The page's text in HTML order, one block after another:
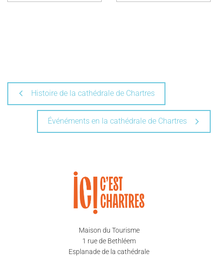
Histoire de la cathédrale de Chartres
Événéments en la cathédrale de Chartres
Maison du Tourisme
1 rue de Bethléem
Esplanade de la cathédrale